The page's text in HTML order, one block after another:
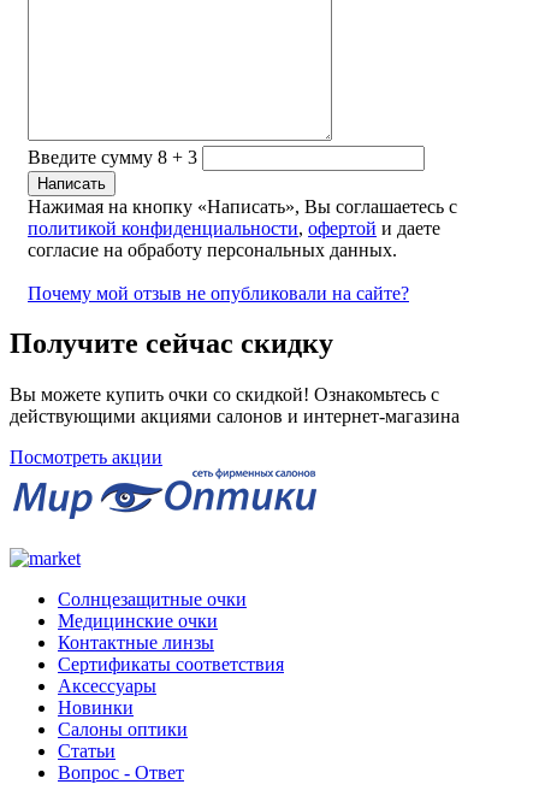
Введите сумму 8 + 3
Нажимая на кнопку «Написать», Вы соглашаетесь с
политикой конфиденциальности, офертой и даете
согласие на обработу персональных данных.
Почему мой отзыв не опубликовали на сайте?
Получите сейчас скидку
Вы можете купить очки со скидкой! Ознакомьтесь с
действующими акциями салонов и интернет-магазина
Посмотреть акции
Солнцезащитные очки
Медицинские очки
Контактные линзы
Сертификаты соответствия
Аксессуары
Новинки
Салоны оптики
Статьи
Вопрос - Ответ